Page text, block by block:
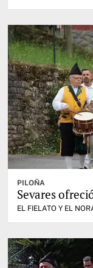
PILOÑA
Sevares
EL FIELATO Y EL